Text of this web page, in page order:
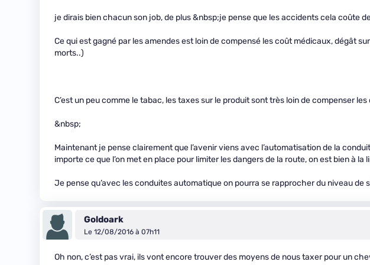
je dirais bien chacun son job, de plus &nbsp;je pense que les accidents cela coûte
Ce qui est gagné par les amendes est loin de compensé les coût médicaux, dégât
morts..)
C’est un peu comme le tabac, les taxes sur le produit sont très loin de compenser
&nbsp;
Maintenant je pense clairement que l’avenir viens avec l’automatisation de la
importe ce que l’on met en place pour limiter les dangers de la route, on est bien à
Je pense qu’avec les conduites automatique on pourra se rapprocher du niveau de
Goldoark
Le 12/08/2016 à 07h11
Oh non, c’est pas vrai, ils vont encore trouver des moyens de nous taxer pour un